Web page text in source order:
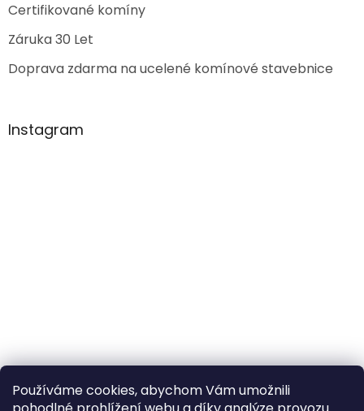
Používáme cookies, abychom Vám umožnili
Certifikované komíny
Záruka 30 Let
Doprava zdarma na ucelené komínové stavebnice
Instagram